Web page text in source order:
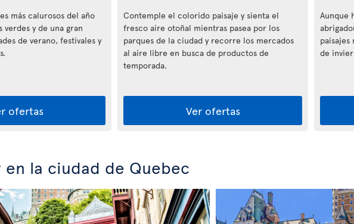
más calurosos del año
verdes y de una gran
de verano, festivales y
ofertas
Contemple el colorido paisaje y sienta el
fresco aire otoñal mientras pasea por los
parques de la ciudad y recorre los mercados
al aire libre en busca de productos de
temporada.
Ver ofertas
Aunque
paisajes
de
en la ciudad de Quebec